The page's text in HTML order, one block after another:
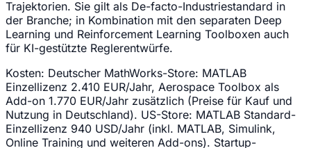
Trajektorien. Sie gilt als De-facto-Industriestandard in
der Branche; in Kombination mit den separaten Deep
Learning und Reinforcement Learning Toolboxen auch
für KI-gestützte Reglerentwürfe.
Kosten: Deutscher MathWorks-Store: MATLAB
Einzellizenz 2.410 EUR/Jahr, Aerospace Toolbox als
Add-on 1.770 EUR/Jahr zusätzlich (Preise für Kauf und
Nutzung in Deutschland). US-Store: MATLAB Standard-
Einzellizenz 940 USD/Jahr (inkl. MATLAB, Simulink,
Online Training und weiteren Add-ons). Startup-